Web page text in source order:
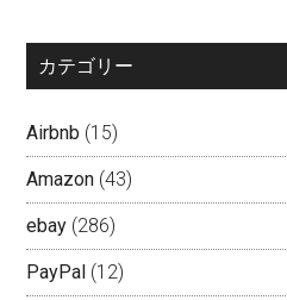
カテゴリー
Airbnb (15)
Amazon (43)
ebay (286)
PayPal (12)